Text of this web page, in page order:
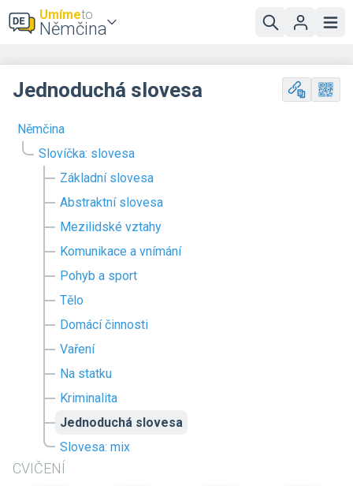
Umímeto
Němčina
Němčina
Slovíčka: slovesa
Základní slovesa
Abstraktní slovesa
Mezilidské vztahy
Komunikace a vnímání
Pohyb a sport
Tělo
Domácí činnosti
Vaření
Na statku
Kriminalita
Jednoduchá slovesa
Slovesa: mix
CVIČENÍ
Jednoduchá slovesa